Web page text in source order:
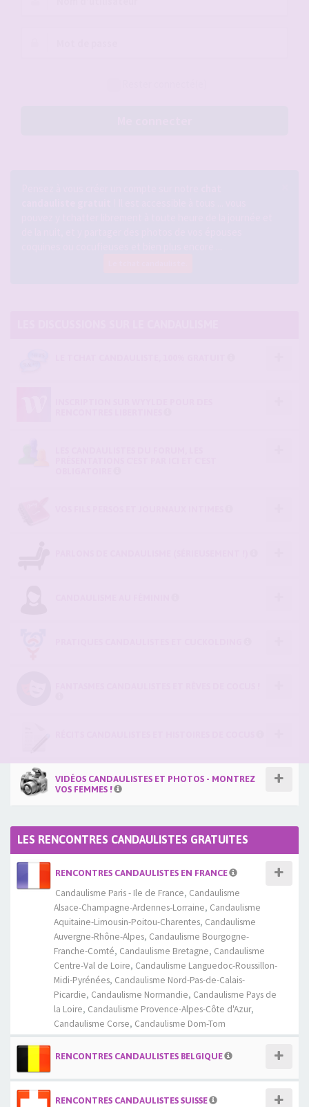
VIDÉOS CANDAULISTES ET PHOTOS - MONTREZ
VOS FEMMES !
LES RENCONTRES CANDAULISTES GRATUITES
RENCONTRES CANDAULISTES EN FRANCE
Candaulisme Paris - Ile de France, Candaulisme
Alsace-Champagne-Ardennes-Lorraine, Candaulisme
Aquitaine-Limousin-Poitou-Charentes, Candaulisme
Auvergne-Rhône-Alpes, Candaulisme Bourgogne-
Franche-Comté, Candaulisme Bretagne, Candaulisme
Centre-Val de Loire, Candaulisme Languedoc-Roussillon-
Midi-Pyrénées, Candaulisme Nord-Pas-de-Calais-
Picardie, Candaulisme Normandie, Candaulisme Pays de
la Loire, Candaulisme Provence-Alpes-Côte d'Azur,
Candaulisme Corse, Candaulisme Dom-Tom
RENCONTRES CANDAULISTES BELGIQUE
RENCONTRES CANDAULISTES SUISSE